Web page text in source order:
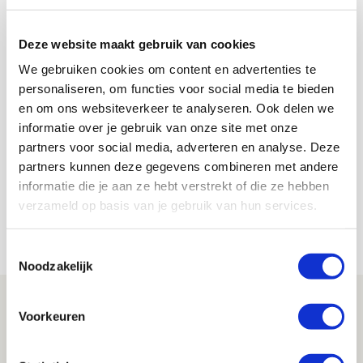
Deze website maakt gebruik van cookies
We gebruiken cookies om content en advertenties te
personaliseren, om functies voor social media te bieden
en om ons websiteverkeer te analyseren. Ook delen we
informatie over je gebruik van onze site met onze
partners voor social media, adverteren en analyse. Deze
partners kunnen deze gegevens combineren met andere
informatie die je aan ze hebt verstrekt of die ze hebben
verzameld op basis van je gebruik van hun services.
Noodzakelijk
Voorkeuren
Steijn: ‘Ook jonge spelers
krijgen bij mij de kans’
De Redactie
Bekijk alle berichten van De Redactie
Brandt: ‘Ajax en Cruijff bleven door
mijn hoofd spoken’